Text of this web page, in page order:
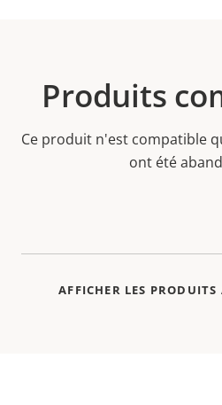
Produits
Ce produit n'est compatible
ont été
AFFICHER LES